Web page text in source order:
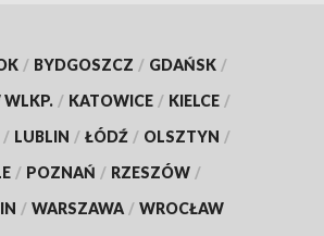
/ BYDGOSZCZ / GDAŃSK /
WLKP. / KATOWICE / KIELCE /
/ LUBLIN / ŁÓDŹ / OLSZTYN /
/ POZNAŃ / RZESZÓW /
/ WARSZAWA / WROCŁAW